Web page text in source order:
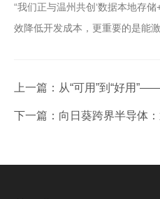
“我们正与温州共创‘数据本地存
效降低开发成本，更重要的是能
上一篇： 从“可用”到“好用
下一篇： 向日葵跨界半导体